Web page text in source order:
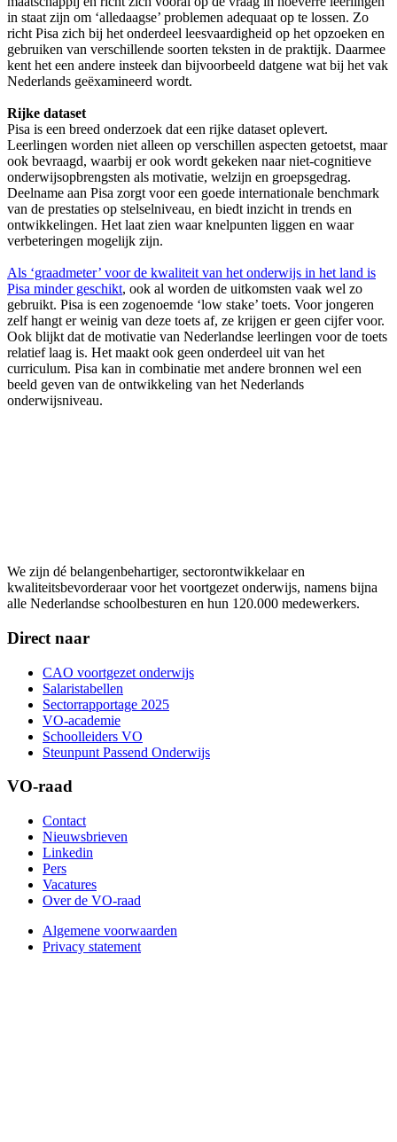
in staat zijn om ‘alledaagse’ problemen adequaat op te lossen. Zo
richt Pisa zich bij het onderdeel leesvaardigheid op het opzoeken en
gebruiken van verschillende soorten teksten in de praktijk. Daarmee
kent het een andere insteek dan bijvoorbeeld datgene wat bij het vak
Nederlands geëxamineerd wordt.
Rijke dataset
Pisa is een breed onderzoek dat een rijke dataset oplevert.
Leerlingen worden niet alleen op verschillen aspecten getoetst, maar
ook bevraagd, waarbij er ook wordt gekeken naar niet-cognitieve
onderwijsopbrengsten als motivatie, welzijn en groepsgedrag.
Deelname aan Pisa zorgt voor een goede internationale benchmark
van de prestaties op stelselniveau, en biedt inzicht in trends en
ontwikkelingen. Het laat zien waar knelpunten liggen en waar
verbeteringen mogelijk zijn.
Als ‘graadmeter’ voor de kwaliteit van het onderwijs in het land is
Pisa minder geschikt, ook al worden de uitkomsten vaak wel zo
gebruikt. Pisa is een zogenoemde ‘low stake’ toets. Voor jongeren
zelf hangt er weinig van deze toets af, ze krijgen er geen cijfer voor.
Ook blijkt dat de motivatie van Nederlandse leerlingen voor de toets
relatief laag is. Het maakt ook geen onderdeel uit van het
curriculum. Pisa kan in combinatie met andere bronnen wel een
beeld geven van de ontwikkeling van het Nederlands
onderwijsniveau.
We zijn dé belangenbehartiger, sectorontwikkelaar en
kwaliteitsbevorderaar voor het voortgezet onderwijs, namens bijna
alle Nederlandse schoolbesturen en hun 120.000 medewerkers.
Direct naar
CAO voortgezet onderwijs
Salaristabellen
Sectorrapportage 2025
VO-academie
Schoolleiders VO
Steunpunt Passend Onderwijs
VO-raad
Contact
Nieuwsbrieven
Linkedin
Pers
Vacatures
Over de VO-raad
Algemene voorwaarden
Privacy statement